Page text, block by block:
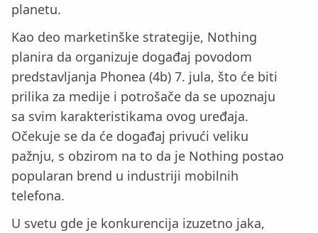
planetu.
Kao deo marketinške strategije, Nothing
planira da organizuje događaj povodom
predstavljanja Phonea (4b) 7. jula, što će biti
prilika za medije i potrošače da se upoznaju
sa svim karakteristikama ovog uređaja.
Očekuje se da će događaj privući veliku
pažnju, s obzirom na to da je Nothing postao
popularan brend u industriji mobilnih
telefona.
U svetu gde je konkurencija izuzetno jaka,